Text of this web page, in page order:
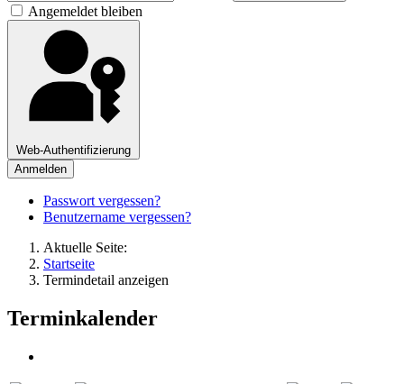
Angemeldet bleiben
Web-Authentifizierung
Anmelden
Passwort vergessen?
Benutzername vergessen?
Aktuelle Seite:
Startseite
Termindetail anzeigen
Terminkalender